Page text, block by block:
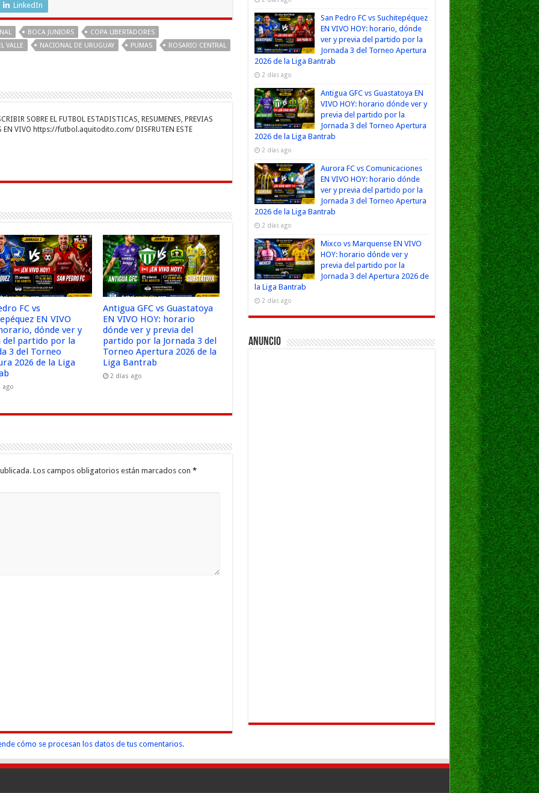
e
gr
a
m
p
ar
r
LinkedIn
BOCA JUNIORS
COPA LIBERTADORES
VALLE NACIONAL DE URUGUAY PUMAS
ROSARIO CENTRAL
SOBRE EL FUTBOL ESTADISTICAS, RESUMENES, PREVIAS
EN VIVO https://futbol.aquitodito.com/ DISFRUTEN ESTE
FC vs
EN VIVO
dónde ver y
del partido por la
3 del Torneo
2026 de la Liga
ago
Antigua GFC vs Guastatoya
EN VIVO HOY: horario
dónde ver y previa del
partido por la Jornada 3 del
Torneo Apertura 2026 de la
Liga Bantrab
2 días ago
Los campos obligatorios están marcados con *
cómo se procesan los datos de tus comentarios.
San Pedro FC vs Suchitepéquez
EN VIVO HOY: horario, dónde
ver y previa del partido por la
Jornada 3 del Torneo Apertura
2026 de la Liga Bantrab
2 días ago
Antigua GFC vs Guastatoya EN
VIVO HOY: horario dónde ver y
previa del partido por la
Jornada 3 del Torneo Apertura
2026 de la Liga Bantrab
2 días ago
Aurora FC vs Comunicaciones
EN VIVO HOY: horario dónde
ver y previa del partido por la
Jornada 3 del Torneo Apertura
2026 de la Liga Bantrab
2 días ago
Mixco vs Marquense EN VIVO
HOY: horario dónde ver y
previa del partido por la
Jornada 3 del Apertura 2026 de
la Liga Bantrab
2 días ago
Anuncio